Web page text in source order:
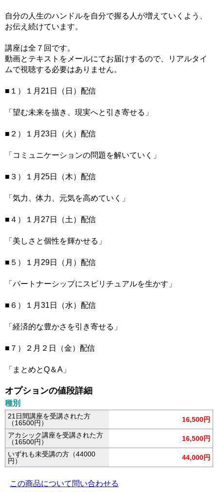
自分の人生のハンドルを自分で握る人が増えていくよう、
お伝え続けています。
講座は全７回です。
動画とテキストをメールにてお届けするので、リアルタイ
ムで視聴する必要はありません。
■１）１月21日（日）配信
「望む未来を描き、現実へと引き寄せる」
■２）１月23日（火）配信
「コミュニケーションの問題を解いていく」
■３）１月25日（木）配信
「気力、体力、元気を高めていく」
■４）１月27日（土）配信
「美しさと個性を輝かせる」
■５）１月29日（月）配信
「パートナーシップにスピリチュアルを生かす」
■６）１月31日（水）配信
「経済的な豊かさを引き寄せる」
■７）２月２日（金）配信
「まとめとQ＆A」
オプションの値段詳細
種別
21日間講座を受講された方
（16500円）
16,500円
アカシック講座を受講された方
（16500円）
16,500円
いずれも未受講の方（44000
円）
44,000円
この商品について問い合わせる